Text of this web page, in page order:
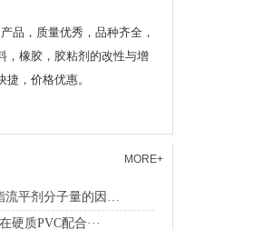
品，质量优秀，品种齐全，
，橡胶，胶粘剂的改性与增
，价格优惠。
MORE+
硬质PVC配合···